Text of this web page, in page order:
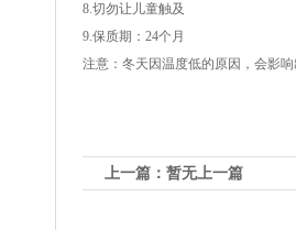
8.切勿让儿童触及
9.保质期：24个月
注意：冬天因温度低的原因，会影
上一篇：暂无上一篇